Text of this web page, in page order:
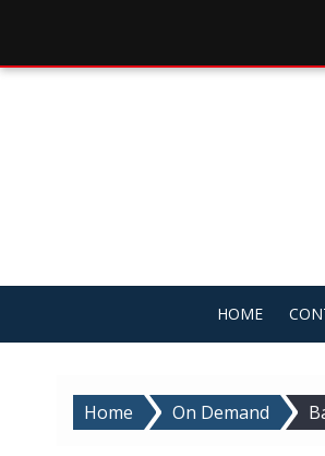
HOME
Home On Demand